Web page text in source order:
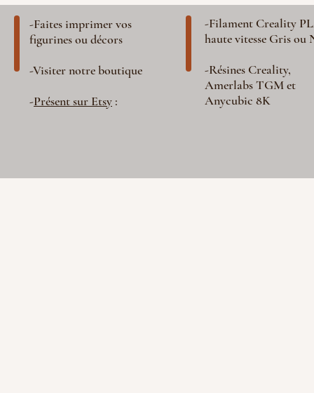
-Faites imprimer vos
figurines ou décors
-Visiter notre boutique
-Présent sur Etsy :
-Filament Creality
haute vitesse Gris ou
-Résines Creality,
Amerlabs TGM et
Anycubic 8K